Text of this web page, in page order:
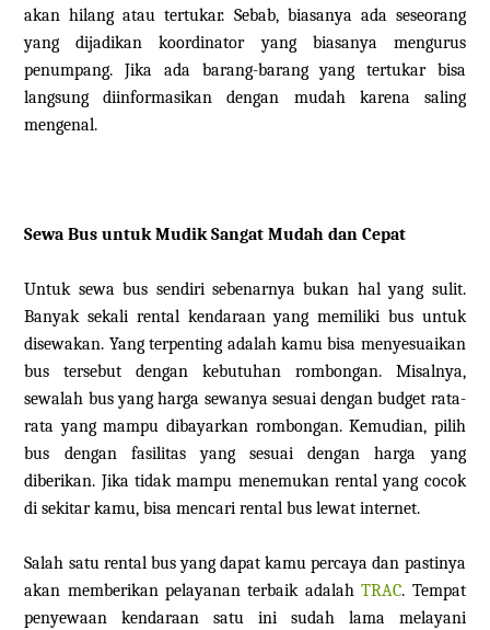
akan hilang atau tertukar. Sebab, biasanya ada seseorang
yang dijadikan koordinator yang biasanya mengurus
penumpang. Jika ada barang-barang yang tertukar bisa
langsung diinformasikan dengan mudah karena saling
mengenal.
Sewa Bus untuk Mudik Sangat Mudah dan Cepat
Untuk sewa bus sendiri sebenarnya bukan hal yang sulit.
Banyak sekali rental kendaraan yang memiliki bus untuk
disewakan. Yang terpenting adalah kamu bisa menyesuaikan
bus tersebut dengan kebutuhan rombongan. Misalnya,
sewalah bus yang harga sewanya sesuai dengan budget rata-
rata yang mampu dibayarkan rombongan. Kemudian, pilih
bus dengan fasilitas yang sesuai dengan harga yang
diberikan. Jika tidak mampu menemukan rental yang cocok
di sekitar kamu, bisa mencari rental bus lewat internet.
Salah satu rental bus yang dapat kamu percaya dan pastinya
akan memberikan pelayanan terbaik adalahTRAC. Tempat
penyewaan kendaraan satu ini sudah lama melayani